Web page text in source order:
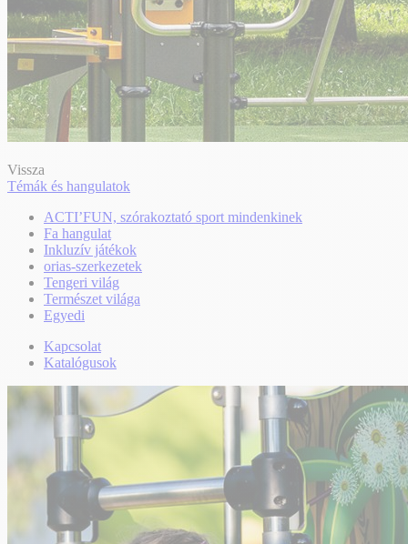
Vissza
Témák és hangulatok
ACTI’FUN, szórakoztató sport mindenkinek
Fa hangulat
Inkluzív játékok
orias-szerkezetek
Tengeri világ
Természet világa
Egyedi
Kapcsolat
Katalógusok